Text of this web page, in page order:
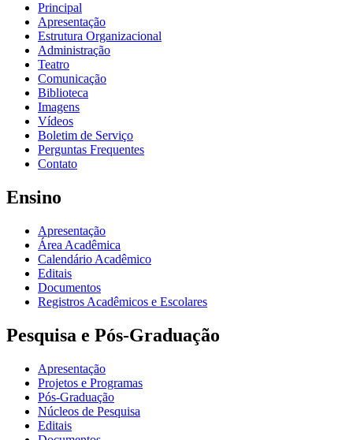
Principal
Apresentação
Estrutura Organizacional
Administração
Teatro
Comunicação
Biblioteca
Imagens
Vídeos
Boletim de Serviço
Perguntas Frequentes
Contato
Ensino
Apresentação
Área Acadêmica
Calendário Acadêmico
Editais
Documentos
Registros Acadêmicos e Escolares
Pesquisa e Pós-Graduação
Apresentação
Projetos e Programas
Pós-Graduação
Núcleos de Pesquisa
Editais